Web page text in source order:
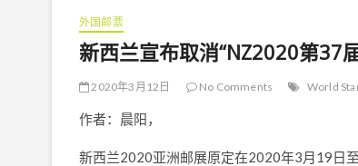
外国邮票
新西兰宣布取消“NZ2020第37
2020年3月12日 No Comments World
作者：晨阳，
新西兰2020亚洲邮展原定在2020年3月19日